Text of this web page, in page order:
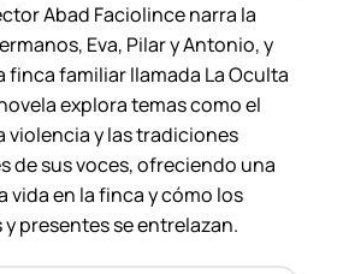
3
2
.
9
0
0
Abad Faciolince narra la
Eva, Pilar y Antonio, y
finca familiar llamada La Oculta
explora temas como el
violencia y las tradiciones
de sus voces, ofreciendo una
vida en la finca y cómo los
presentes se entrelazan.